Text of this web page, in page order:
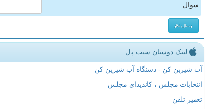
سوال:
لینک دوستان سیب پال
آب شیرین کن - دستگاه آب شیرین کن
انتخابات مجلس ، کاندیدای مجلس
تعمیر تلفن